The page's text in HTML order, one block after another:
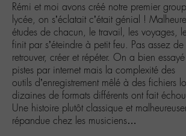
Rémi et moi avons créé notre premier
lycée, on s’éclatait c’était génial !
études de chacun, le travail, les voyages,
finit par s’éteindre à petit feu. Pas assez
retrouver, créer et répéter. On a bien
pistes par internet mais la complexité des
outils d’enregistrement mêlé à des fichiers
dizaines de formats différents ont fait
Une histoire plutôt classique et
répandue chez les musiciens…